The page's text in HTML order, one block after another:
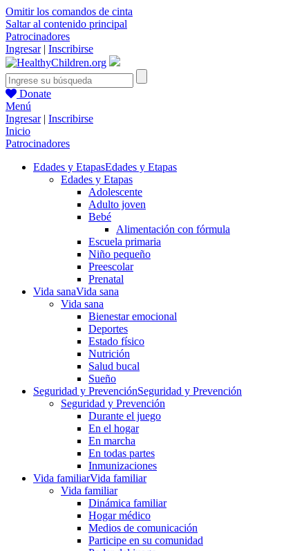
Omitir los comandos de cinta
Saltar al contenido principal
Patrocinadores
Ingresar| Inscribirse
Donate
Menú
Ingresar| Inscribirse
Inicio
Patrocinadores
Edades y EtapasEdades y Etapas
Edades y Etapas
Adolescente
Adulto joven
Bebé
Alimentación con fórmula
Escuela primaria
Niño pequeño
Preescolar
Prenatal
Vida sanaVida sana
Vida sana
Bienestar emocional
Deportes
Estado físico
Nutrición
Salud bucal
Sueño
Seguridad y PrevenciónSeguridad y Prevención
Seguridad y Prevención
Durante el juego
En el hogar
En marcha
En todas partes
Inmunizaciones
Vida familiarVida familiar
Vida familiar
Dinámica familiar
Hogar médico
Medios de comunicación
Participe en su comunidad